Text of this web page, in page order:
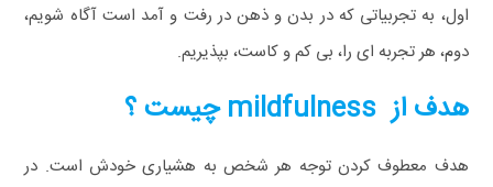
اول، به تجربیاتی که در بدن و ذهن در رفت و آمد است آگاه شویم،
دوم، هر تجربه ای را، بی کم و کاست، بپذیریم.
هدف از mildfulness چیست ؟
هدف معطوف کردن توجه هر شخص به هشیاری خودش است. در